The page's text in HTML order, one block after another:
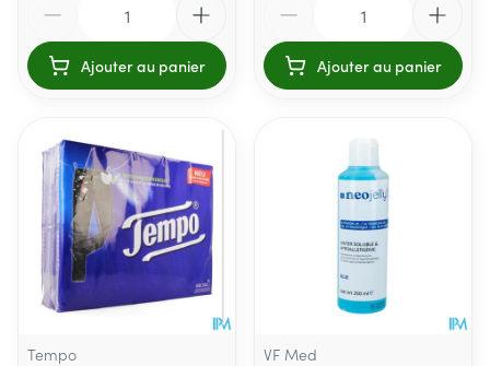
Ajouter au panier Ajouter au panier
Tempo
VF Med